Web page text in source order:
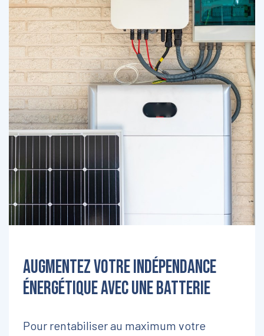
Augmentez votre indépendance
énergétique avec une batterie
Pour rentabiliser au maximum votre